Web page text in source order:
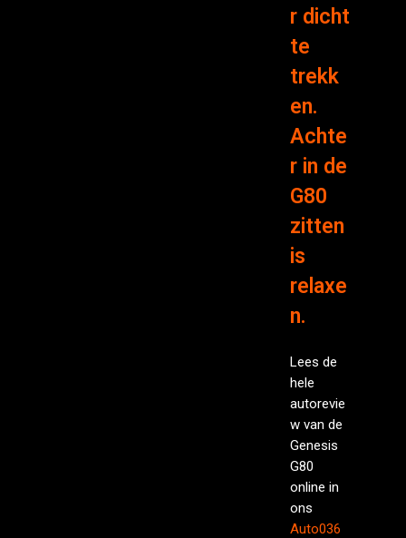
r dicht
te
trekk
en.
Achte
r in de
G80
zitten
is
relaxe
n.
Lees de
hele
autorevie
w van de
Genesis
G80
online in
ons
Auto036